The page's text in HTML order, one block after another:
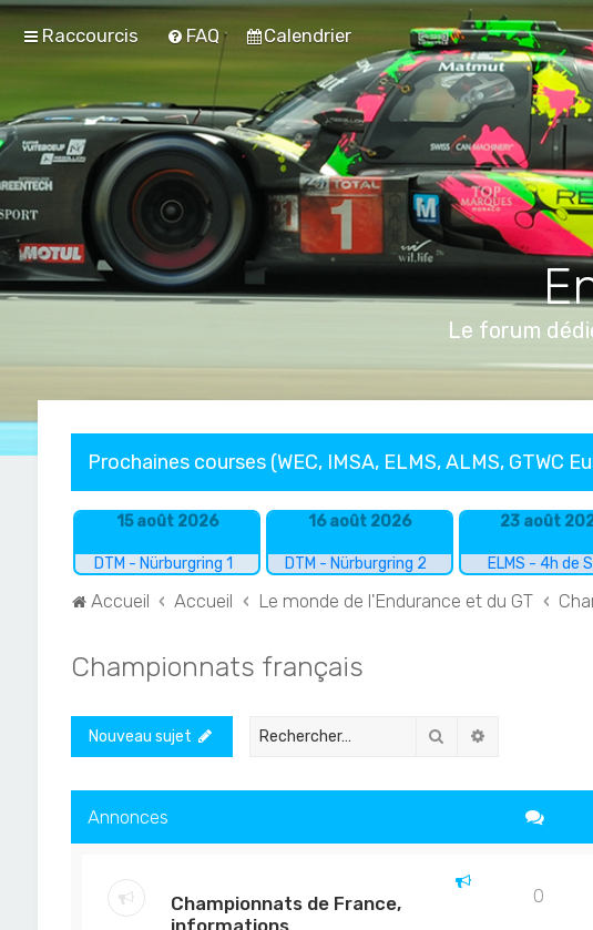
Raccourcis FAQ Calendrier
Le forum
Prochaines courses (WEC, IMSA, ELMS, ALMS, GTWC
15 août 2026
DTM - Nürburgring 1
16 août 2026
DTM - Nürburgring 2
23 août
ELMS - 4h de
Accueil Accueil Le monde de l'Endurance et du GT
Championnats français
Nouveau sujet Rechercher
Annonces
Championnats de France,
informations
0